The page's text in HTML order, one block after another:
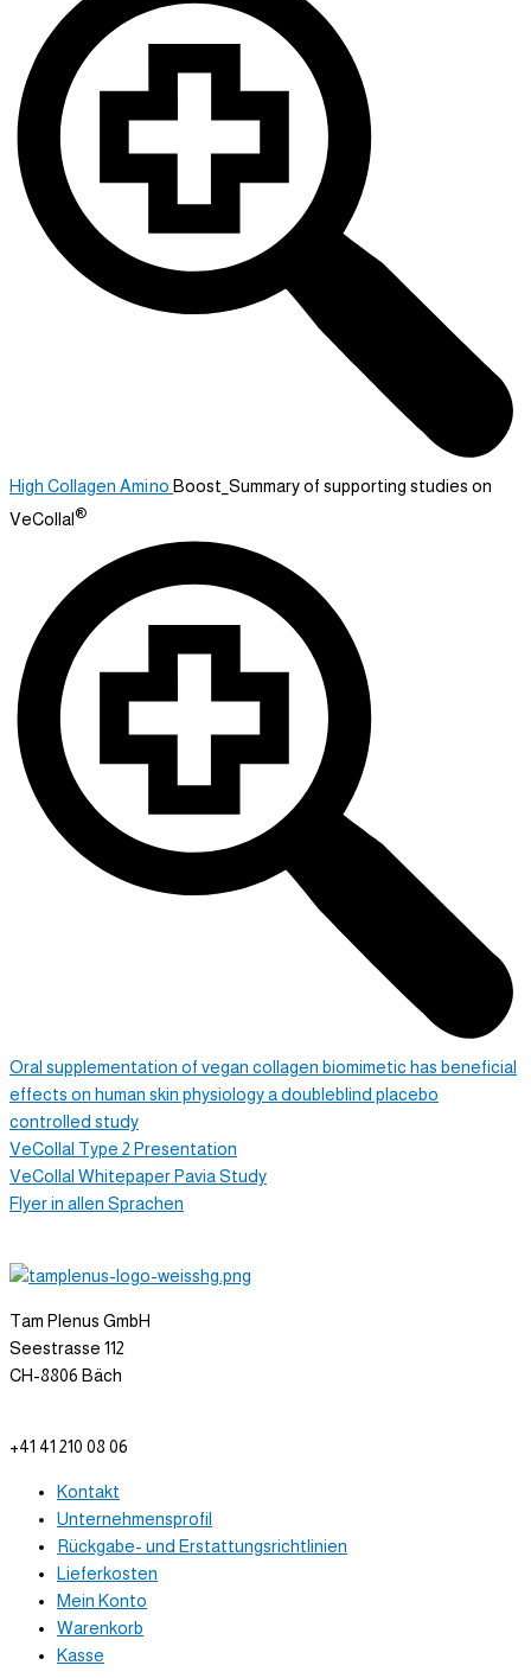
High Collagen Amino Boost_Summary of supporting studies on
VeCollal®
Oral supplementation of vegan collagen biomimetic has beneficial
effects on human skin physiology a doubleblind placebo
controlled study
VeCollal Type 2 Presentation
VeCollal Whitepaper Pavia Study
Flyer in allen Sprachen
Tam Plenus GmbH
Seestrasse 112
CH-8806 Bäch
+41 41 210 08 06
Kontakt
Unternehmensprofil
Rückgabe- und Erstattungsrichtlinien
Lieferkosten
Mein Konto
Warenkorb
Kasse